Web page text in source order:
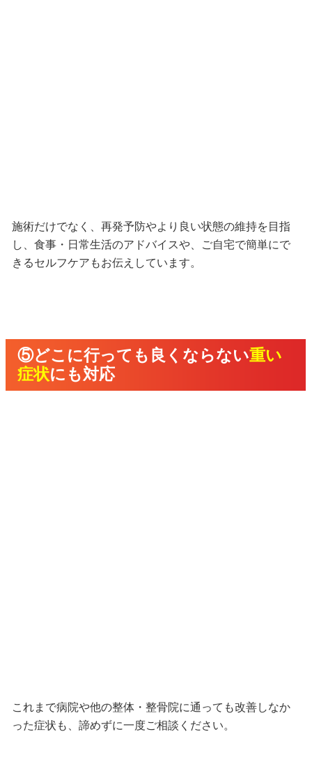
施術だけでなく、再発予防やより良い状態の維持を目指
し、食事・日常生活のアドバイスや、ご自宅で簡単にで
きるセルフケアもお伝えしています。
⑤どこに行っても良くならない重い
症状にも対応
これまで病院や他の整体・整骨院に通っても改善しなか
った症状も、諦めずに一度ご相談ください。